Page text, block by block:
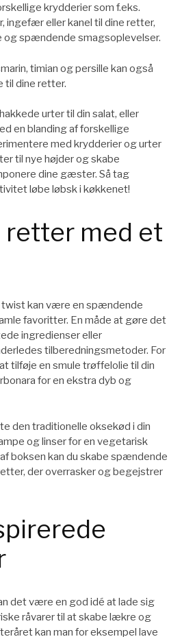
krydderier som f.eks.
ingefær eller kanel til dine retter,
og spændende smagsoplevelser.
timian og persille kan også
til dine retter.
urter til din salat, eller
en blanding af forskellige
med krydderier og urter
til nye højder og skabe
dine gæster. Så tag
løbe løbsk i køkkenet!
retter med et
kan være en spændende
favoritter. En måde at gøre det
ingredienser eller
tilberedningsmetoder. For
tilføje en smule trøffelolie til din
for en ekstra dyb og
den traditionelle oksekød i din
og linser for en vegetarisk
boksen kan du skabe spændende
der overrasker og begejstrer
det være en god idé at lade sig
råvarer til at skabe lækre og
kan man for eksempel lave